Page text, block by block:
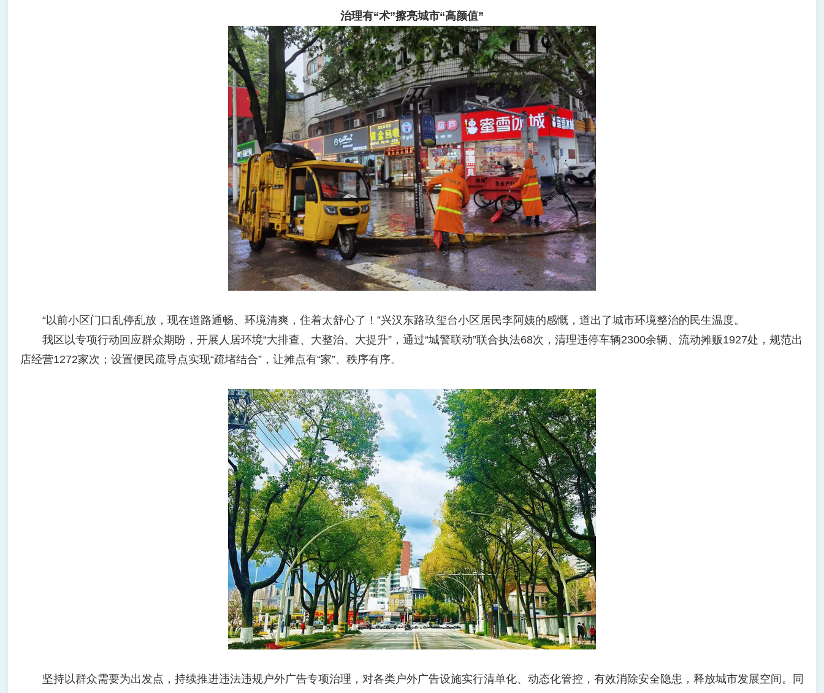
治理有“术”擦亮城市“高颜值”
“以前小区门口乱停乱放，现在道路通畅、环境清爽，住着太舒心了！”兴汉东路玖玺台小区居民李阿姨的感慨，道出了城市环境整治的民生温度。
我区以专项行动回应群众期盼，开展人居环境“大排查、大整治、大提升”，通过“城警联动”联合执法68次，清理违停车辆2300余辆、流动摊贩1927处，规范出
店经营1272家次；设置便民疏导点实现“疏堵结合”，让摊点有“家”、秩序有序。
坚持以群众需要为出发点，持续推进违法违规户外广告专项治理，对各类户外广告设施实行清单化、动态化管控，有效消除安全隐患，释放城市发展空间。同